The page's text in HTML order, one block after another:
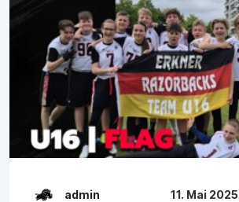
admin 11. Mai 2025